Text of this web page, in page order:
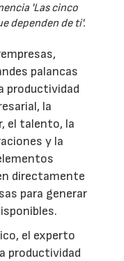
'Las cinco
dependen de ti'.
palancas
productividad
la
el talento, la
y la
directamente
para generar
el experto
productividad